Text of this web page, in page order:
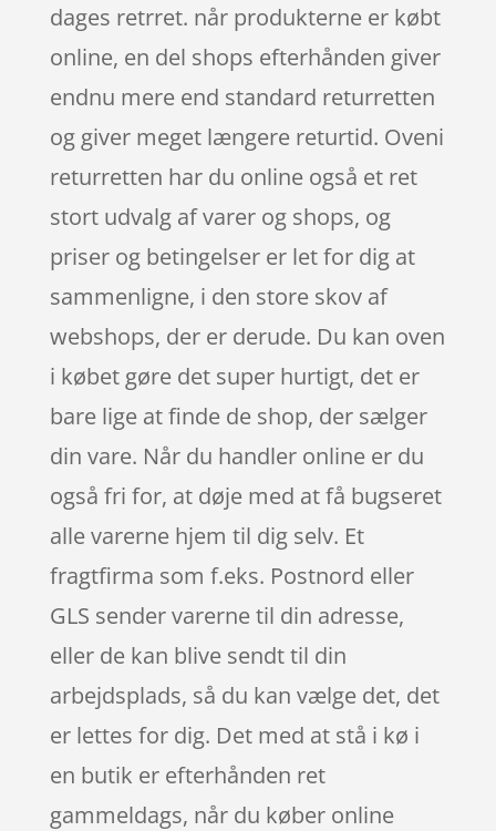
dages retrret. når produkterne er købt
online, en del shops efterhånden giver
endnu mere end standard returretten
og giver meget længere returtid. Oveni
returretten har du online også et ret
stort udvalg af varer og shops, og
priser og betingelser er let for dig at
sammenligne, i den store skov af
webshops, der er derude. Du kan oven
i købet gøre det super hurtigt, det er
bare lige at finde de shop, der sælger
din vare. Når du handler online er du
også fri for, at døje med at få bugseret
alle varerne hjem til dig selv. Et
fragtfirma som f.eks. Postnord eller
GLS sender varerne til din adresse,
eller de kan blive sendt til din
arbejdsplads, så du kan vælge det, det
er lettes for dig. Det med at stå i kø i
en butik er efterhånden ret
gammeldags, når du køber online